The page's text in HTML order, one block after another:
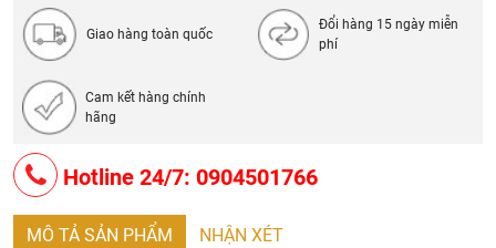
Giao hàng toàn quốc
Đổi hàng 15 ngày miễn
phí
Cam kết hàng chính
hãng
Hotline 24/7: 0904501766
MÔ TẢ SẢN PHẨM NHẬN XÉT